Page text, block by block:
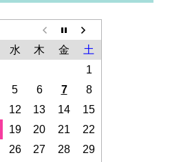
水 木 金
土
1
5 6 7
8
12 13 14
15
19 20 21
22
26 27 28
29